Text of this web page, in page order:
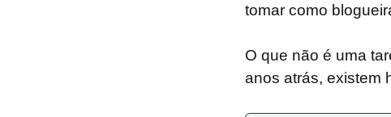
tomar como
O que não é uma
anos atrás, existem